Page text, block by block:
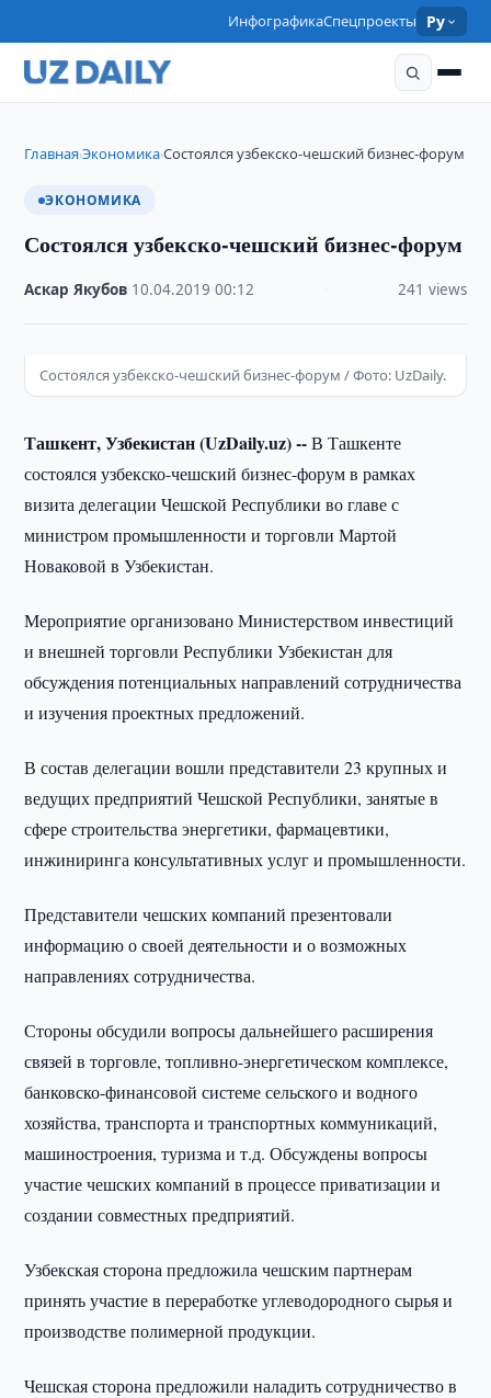
ИнфографикаСпецпроекты Ру
Главная›Экономика›Состоялся узбекско-чешский бизнес-форум
ЭКОНОМИКА
Состоялся узбекско-чешский бизнес-форум
Аскар Якубов 10.04.2019 ·00:12 241 views
Состоялся узбекско-чешский бизнес-форум / Фото: UzDaily.
Ташкент, Узбекистан (UzDaily.uz) --В Ташкенте
состоялся узбекско-чешский бизнес-форум в рамках
визита делегации Чешской Республики во главе с
министром промышленности и торговли Мартой
Новаковой в Узбекистан.
Мероприятие организовано Министерством инвестиций
и внешней торговли Республики Узбекистан для
обсуждения потенциальных направлений сотрудничества
и изучения проектных предложений.
В состав делегации вошли представители 23 крупных и
ведущих предприятий Чешской Республики, занятые в
сфере строительства энергетики, фармацевтики,
инжиниринга консультативных услуг и промышленности.
Представители чешских компаний презентовали
информацию о своей деятельности и о возможных
направлениях сотрудничества.
Стороны обсудили вопросы дальнейшего расширения
связей в торговле, топливно-энергетическом комплексе,
банковско-финансовой системе сельского и водного
хозяйства, транспорта и транспортных коммуникаций,
машиностроения, туризма и т.д. Обсуждены вопросы
участие чешских компаний в процессе приватизации и
создании совместных предприятий.
Узбекская сторона предложила чешским партнерам
принять участие в переработке углеводородного сырья и
производстве полимерной продукции.
Чешская сторона предложили наладить сотрудничество в